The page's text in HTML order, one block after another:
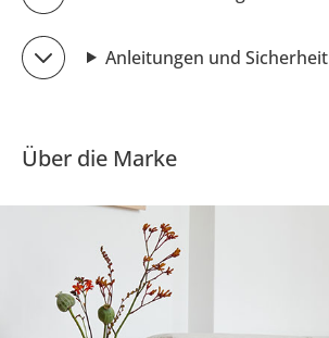
Anleitungen und Sicherheit
Über die Marke